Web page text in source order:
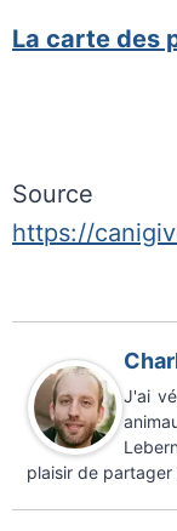
La carte des
Source
https://
J'ai
plaisir de partager